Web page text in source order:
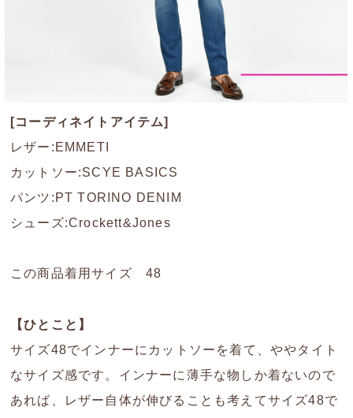
[コーディネイトアイテム]
レザー:EMMETI
カットソー:SCYE BASICS
パンツ:PT TORINO DENIM
シューズ:Crockett&Jones
この商品着用サイズ 48
【ひとこと】
サイズ48でインナーにカットソーを着て、ややタイト
なサイズ感です。インナーに薄手な物しか着ないので
あれば、レザー自体が伸びることも考えてサイズ48で